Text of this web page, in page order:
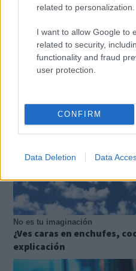
related to personalization.
I want to allow Google to
related to security,
functionality and fraud
user protection.
CONFIRM
Data Deletion Data
¿Por qué se contagia?
La ciencia explica por qué
No es tu imaginación
¿Ves caras en enchufes,
explicación